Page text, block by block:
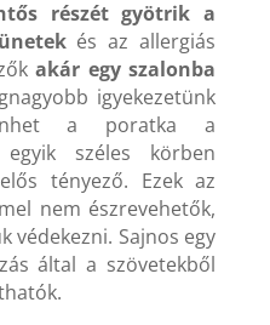
részét gyötrik a
és az allergiás
akár egy szalonba
igyekezetünk
a poratka a
széles körben
tényező. Ezek az
nem észrevehetők,
védekezni. Sajnos egy
által a szövetekből